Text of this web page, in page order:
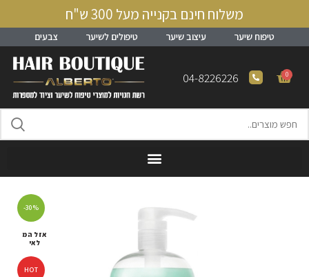
משלוח חינם בקנייה מעל 300 ש"ח
טיפוח שיער עיצוב שיער טיפולים לשיער צבעים
0
04-8226226
-30%
אזל המ
לאי
HOT